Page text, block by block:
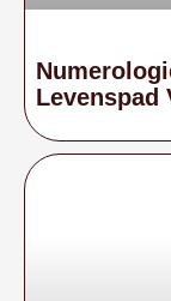
Levenspad